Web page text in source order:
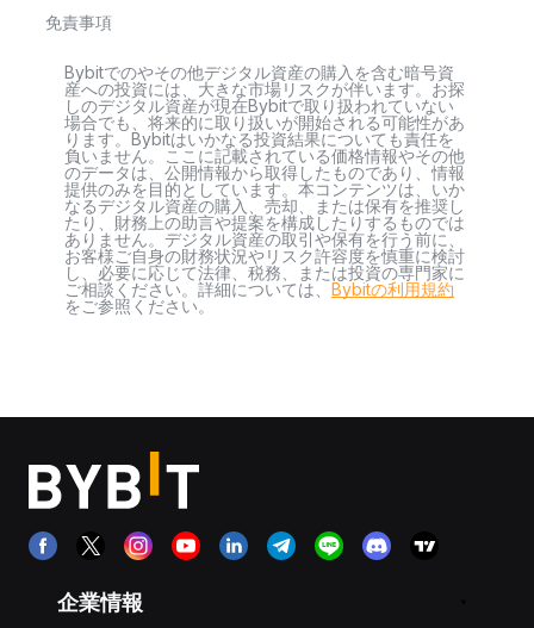
免責事項
Bybitでのやその他デジタル資産の購入を含む暗号資
産への投資には、大きな市場リスクが伴います。お探
しのデジタル資産が現在Bybitで取り扱われていない
場合でも、将来的に取り扱いが開始される可能性があ
ります。Bybitはいかなる投資結果についても責任を
負いません。ここに記載されている価格情報やその他
のデータは、公開情報から取得したものであり、情報
提供のみを目的としています。本コンテンツは、いか
なるデジタル資産の購入、売却、または保有を推奨し
たり、財務上の助言や提案を構成したりするものでは
ありません。デジタル資産の取引や保有を行う前に、
お客様ご自身の財務状況やリスク許容度を慎重に検討
し、必要に応じて法律、税務、または投資の専門家に
ご相談ください。詳細については、 Bybitの利用規約
をご参照ください。
企業情報